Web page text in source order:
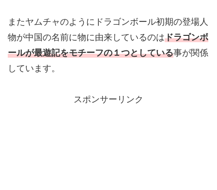
またヤムチャのようにドラゴンボール初期の登場人
物が中国の名前に物に由来しているのはドラゴンボ
ールが最遊記をモチーフの１つとしている事が関係
しています。
スポンサーリンク